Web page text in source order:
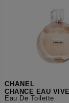
CHANEL
CHANCE EAU VIVE
Eau De Toilette